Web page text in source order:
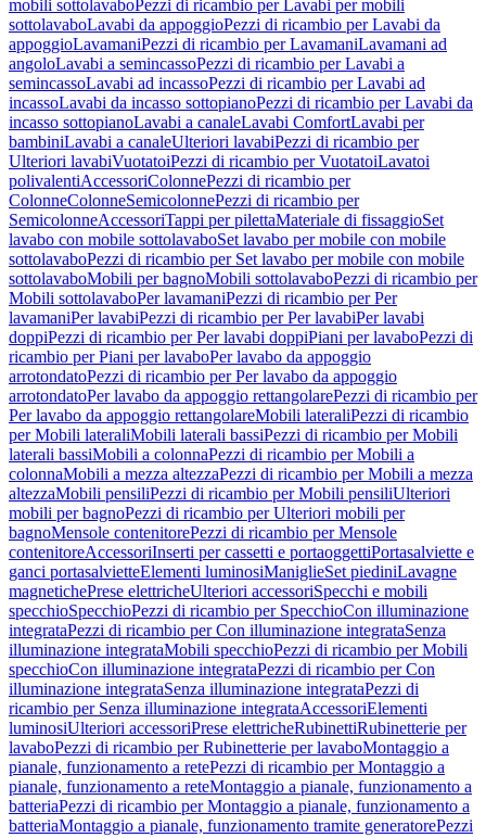
mobili sottolavaboPezzi di ricambio per Lavabi per mobili
sottolavaboLavabi da appoggioPezzi di ricambio per Lavabi da
appoggioLavamaniPezzi di ricambio per LavamaniLavamani ad
angoloLavabi a semincassoPezzi di ricambio per Lavabi a
semincassoLavabi ad incassoPezzi di ricambio per Lavabi ad
incassoLavabi da incasso sottopianoPezzi di ricambio per Lavabi da
incasso sottopianoLavabi a canaleLavabi ComfortLavabi per
bambiniLavabi a canaleUlteriori lavabiPezzi di ricambio per
Ulteriori lavabiVuotatoiPezzi di ricambio per VuotatoiLavatoi
polivalentiAccessoriColonnePezzi di ricambio per
ColonneColonneSemicolonnePezzi di ricambio per
SemicolonneAccessoriTappi per pilettaMateriale di fissaggioSet
lavabo con mobile sottolavaboSet lavabo per mobile con mobile
sottolavaboPezzi di ricambio per Set lavabo per mobile con mobile
sottolavaboMobili per bagnoMobili sottolavaboPezzi di ricambio per
Mobili sottolavaboPer lavamaniPezzi di ricambio per Per
lavamaniPer lavabiPezzi di ricambio per Per lavabiPer lavabi
doppiPezzi di ricambio per Per lavabi doppiPiani per lavaboPezzi di
ricambio per Piani per lavaboPer lavabo da appoggio
arrotondatoPezzi di ricambio per Per lavabo da appoggio
arrotondatoPer lavabo da appoggio rettangolarePezzi di ricambio per
Per lavabo da appoggio rettangolareMobili lateraliPezzi di ricambio
per Mobili lateraliMobili laterali bassiPezzi di ricambio per Mobili
laterali bassiMobili a colonnaPezzi di ricambio per Mobili a
colonnaMobili a mezza altezzaPezzi di ricambio per Mobili a mezza
altezzaMobili pensiliPezzi di ricambio per Mobili pensiliUlteriori
mobili per bagnoPezzi di ricambio per Ulteriori mobili per
bagnoMensole contenitorePezzi di ricambio per Mensole
contenitoreAccessoriInserti per cassetti e portaoggettiPortasalviette e
ganci portasalvietteElementi luminosiManiglieSet piediniLavagne
magnetichePrese elettricheUlteriori accessoriSpecchi e mobili
specchioSpecchioPezzi di ricambio per SpecchioCon illuminazione
integrataPezzi di ricambio per Con illuminazione integrataSenza
illuminazione integrataMobili specchioPezzi di ricambio per Mobili
specchioCon illuminazione integrataPezzi di ricambio per Con
illuminazione integrataSenza illuminazione integrataPezzi di
ricambio per Senza illuminazione integrataAccessoriElementi
luminosiUlteriori accessoriPrese elettricheRubinettiRubinetterie per
lavaboPezzi di ricambio per Rubinetterie per lavaboMontaggio a
pianale, funzionamento a retePezzi di ricambio per Montaggio a
pianale, funzionamento a reteMontaggio a pianale, funzionamento a
batteriaPezzi di ricambio per Montaggio a pianale, funzionamento a
batteriaMontaggio a pianale, funzionamento tramite generatorePezzi